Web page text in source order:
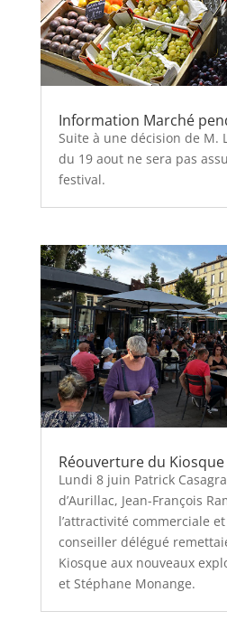
Information Marché
Suite à une décision de M.
du 19 aout ne sera pas
festival.
Réouverture du Kiosque
Lundi 8 juin Patrick
d’Aurillac, Jean-François
l’attractivité commerciale
conseiller délégué
Kiosque aux nouveaux
et Stéphane Monange.